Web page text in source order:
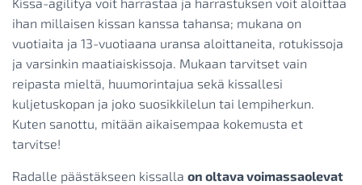
ihan millaisen kissan kanssa tahansa; mukana on
vuotiaita ja 13-vuotiaana uransa aloittaneita, rotukissoja
ja varsinkin maatiaiskissoja. Mukaan tarvitset vain
reipasta mieltä, huumorintajua sekä kissallesi
kuljetuskopan ja joko suosikkilelun tai lempiherkun.
Kuten sanottu, mitään aikaisempaa kokemusta et
tarvitse!
Radalle päästäkseen kissalla on oltava voimassaolevat